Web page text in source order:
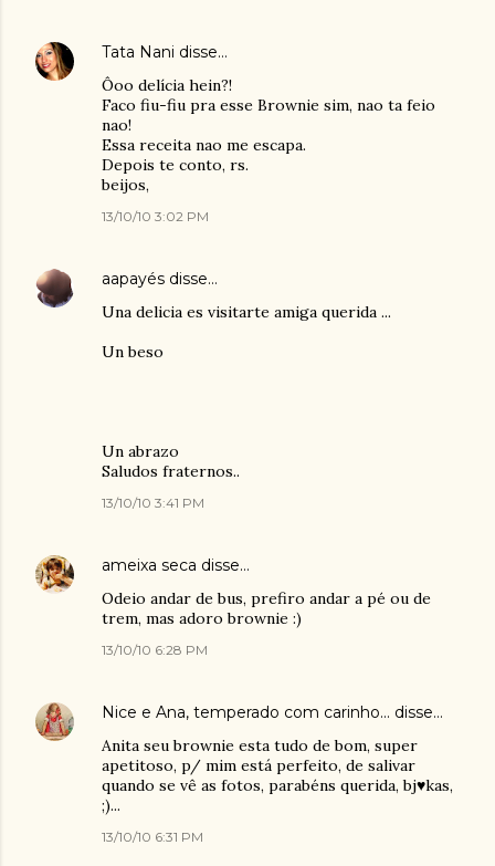
Tata Nani disse…
Ôoo delícia hein?!
Faco fiu-fiu pra esse Brownie sim, nao ta feio
nao!
Essa receita nao me escapa.
Depois te conto, rs.
beijos,
13/10/10 3:02 PM
aapayés disse…
Una delicia es visitarte amiga querida ...
Un beso
Un abrazo
Saludos fraternos..
13/10/10 3:41 PM
ameixa seca disse…
Odeio andar de bus, prefiro andar a pé ou de
trem, mas adoro brownie :)
13/10/10 6:28 PM
Nice e Ana, temperado com carinho... disse…
Anita seu brownie esta tudo de bom, super
apetitoso, p/ mim está perfeito, de salivar
quando se vê as fotos, parabéns querida, bj♥kas,
;)...
13/10/10 6:31 PM